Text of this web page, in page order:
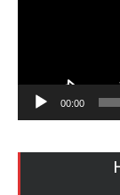
00:00